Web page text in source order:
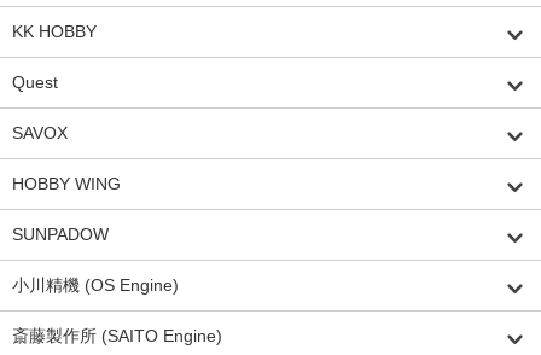
KK HOBBY
Quest
SAVOX
HOBBY WING
SUNPADOW
小川精機 (OS Engine)
斎藤製作所 (SAITO Engine)